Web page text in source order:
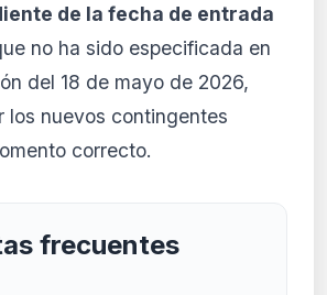
de la fecha de entrada
no ha sido especificada en
del 18 de mayo de 2026,
los nuevos contingentes
correcto.
frecuentes